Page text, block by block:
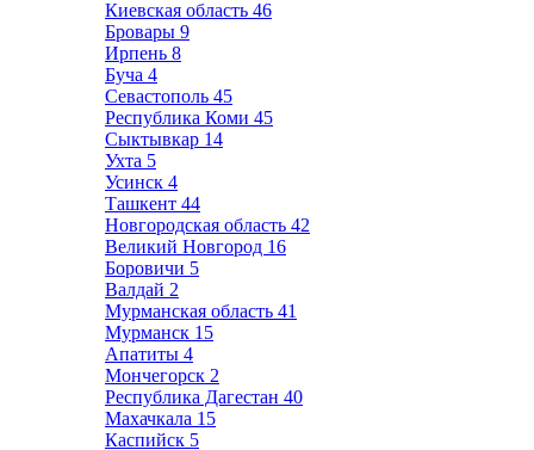
Киевская область 46
Бровары 9
Ирпень 8
Буча 4
Севастополь 45
Республика Коми 45
Сыктывкар 14
Ухта 5
Усинск 4
Ташкент 44
Новгородская область 42
Великий Новгород 16
Боровичи 5
Валдай 2
Мурманская область 41
Мурманск 15
Апатиты 4
Мончегорск 2
Республика Дагестан 40
Махачкала 15
Каспийск 5